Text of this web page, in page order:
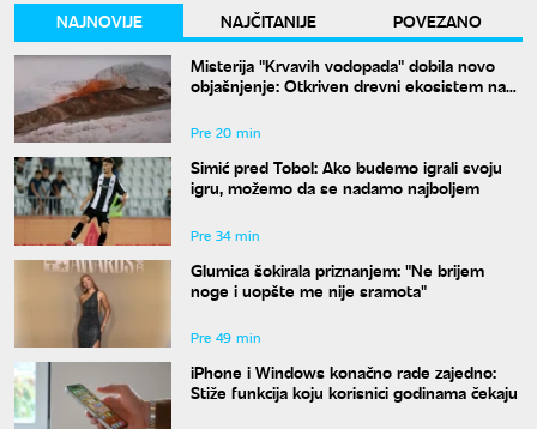
NAJNOVIJE NAJČITANIJE
POVEZANO
Misterija "Krvavih vodopada" dobila novo
objašnjenje: Otkriven drevni ekosistem na
Pre 20 min
Simić pred Tobol: Ako budemo igrali svoju
igru, možemo da se nadamo najboljem
Pre 34 min
Glumica šokirala priznanjem: "Ne brijem
noge i uopšte me nije sramota"
Pre 49 min
iPhone i Windows konačno rade zajedno:
Stiže funkcija koju korisnici godinama čekaju